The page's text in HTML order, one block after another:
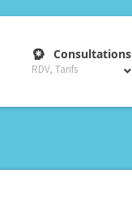
Consultations
RDV, Tarifs